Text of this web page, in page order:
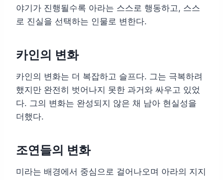
야기가 진행될수록 아라는 스스로 행동하고, 스스
로 진실을 선택하는 인물로 변한다.
카인의 변화
카인의 변화는 더 복잡하고 슬프다. 그는 극복하려
했지만 완전히 벗어나지 못한 과거와 싸우고 있었
다. 그의 변화는 완성되지 않은 채 남아 현실성을
더했다.
조연들의 변화
미라는 배경에서 중심으로 걸어나오며 아라의 지지